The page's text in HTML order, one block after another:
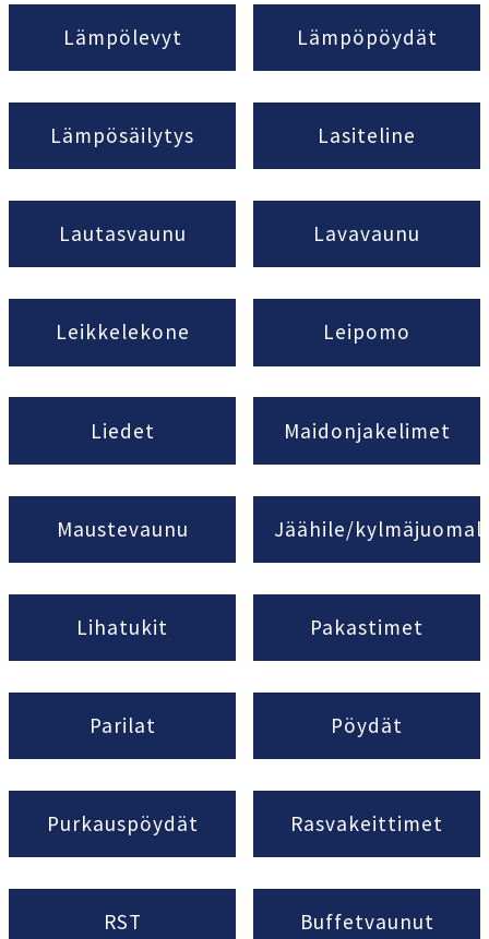
Lämpölevyt Lämpöpöydät
Lämpösäilytys Lasiteline
Lautasvaunu Lavavaunu
Leikkelekone Leipomo
Liedet Maidonjakelimet
Maustevaunu Jäähile/
Lihatukit Pakastimet
Parilat Pöydät
Purkauspöydät Rasvakeittimet
RST Buffetvaunut